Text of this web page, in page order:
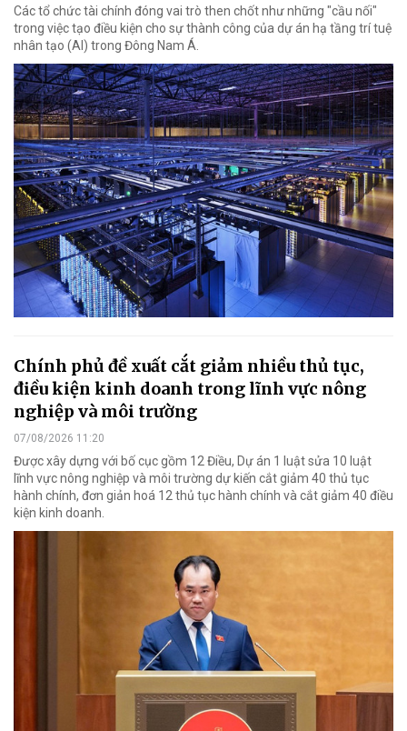
Các tổ chức tài chính đóng vai trò then chốt như những "cầu nối"
trong việc tạo điều kiện cho sự thành công của dự án hạ tầng trí tuệ
nhân tạo (AI) trong Đông Nam Á.
Chính phủ đề xuất cắt giảm nhiều thủ tục,
điều kiện kinh doanh trong lĩnh vực nông
nghiệp và môi trường
07/08/2026 11:20
Được xây dựng với bố cục gồm 12 Điều, Dự án 1 luật sửa 10 luật
lĩnh vực nông nghiệp và môi trường dự kiến cắt giảm 40 thủ tục
hành chính, đơn giản hoá 12 thủ tục hành chính và cắt giảm 40 điều
kiện kinh doanh.